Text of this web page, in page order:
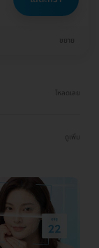
ขยาย
โหลดเลย
ดูเพิ่ม